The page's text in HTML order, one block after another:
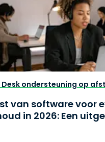
Desk ondersteuning op
van software voor
in 2026: Een